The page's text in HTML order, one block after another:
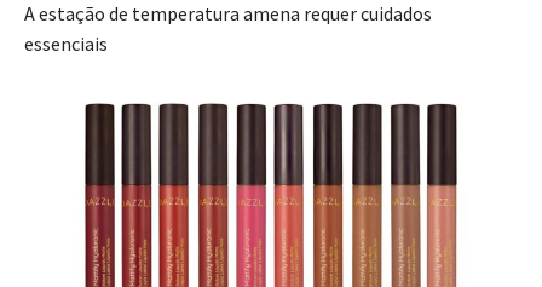
A estação de temperatura amena requer cuidados
essenciais